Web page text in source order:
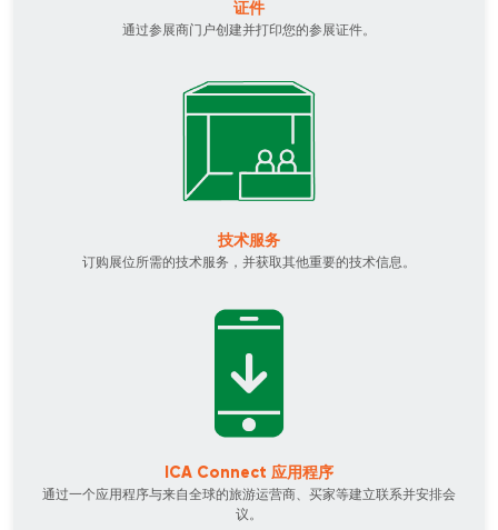
证件
通过参展商门户创建并打印您的参展证件。
技术服务
订购展位所需的技术服务，并获取其他重要的技术信息。
ICA Connect 应用程序
通过一个应用程序与来自全球的旅游运营商、买家等建立联系并安排会
议。